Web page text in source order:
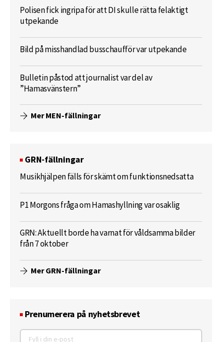
Polisen fick ingripa för att DI skulle rätta felaktigt
utpekande
Bild på misshandlad busschaufför var utpekande
Bulletin påstod att journalist var del av
”Hamasvänstern”
Mer MEN-fällningar
GRN-fällningar
Musikhjälpen fälls för skämt om funktionsnedsatta
P1 Morgons fråga om Hamashyllning var osaklig
GRN: Aktuellt borde ha varnat för våldsamma bilder
från 7 oktober
Mer GRN-fällningar
Prenumerera på nyhetsbrevet